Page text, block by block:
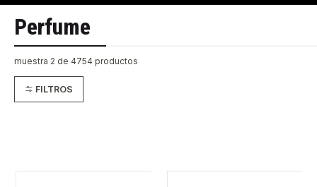
Perfume
muestra 2 de 4754 productos
FILTROS